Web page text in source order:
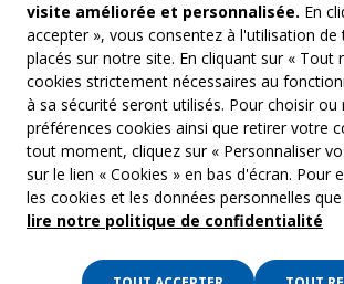
COM’COM
Groupe Emargence
141 avenue de Wagram
75017 Paris
Tél. :01 53 19 00 00
visite améliorée et personnalisée. En
accepter », vous consentez à l'utilisation de
placés sur notre site. En cliquant sur « Tout
cookies strictement nécessaires au
à sa sécurité seront utilisés. Pour choisir ou
préférences cookies ainsi que retirer votre
tout moment, cliquez sur « Personnaliser
sur le lien « Cookies » en bas d'écran. Pour
les cookies et les données personnelles
lire notre politique de confidentialité